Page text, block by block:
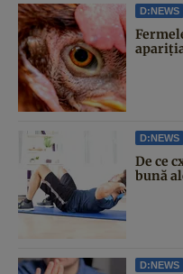
D:NEWS
D:NEWS
De ce
bună
D:NEWS